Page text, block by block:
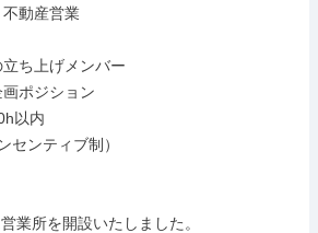
動産営業
立ち上げメンバー
画ポジション
以内
センティブ制）
業所を開設いたしました。